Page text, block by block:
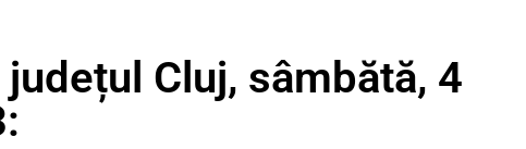
Cluj, sâmbătă, 4